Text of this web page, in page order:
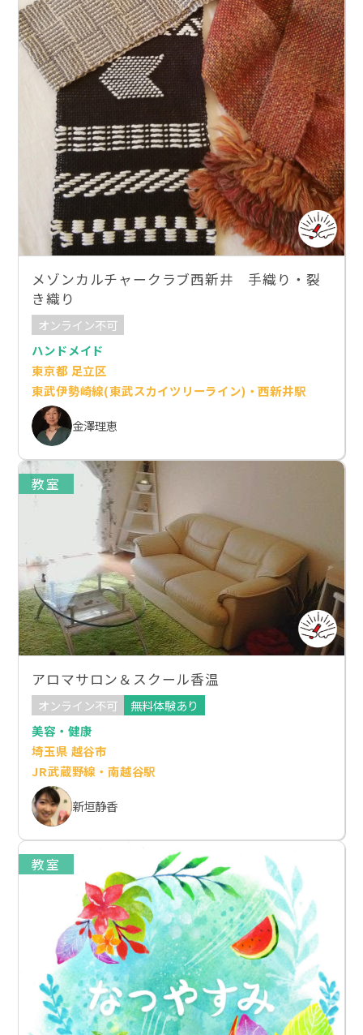
メゾンカルチャークラブ西新井 手織り・裂
き織り
オンライン不可
ハンドメイド
東京都 足立区
東武伊勢崎線(東武スカイツリーライン)・西新井駅
金澤理恵
教室
アロマサロン＆スクール香温
オンライン不可
無料体験あり
美容・健康
埼玉県 越谷市
JR武蔵野線・南越谷駅
新垣静香
教室